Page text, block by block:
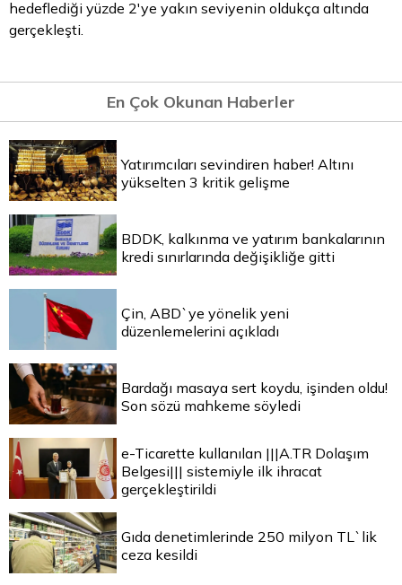
hedeflediği yüzde 2'ye yakın seviyenin oldukça altında
gerçekleşti.
En Çok Okunan Haberler
Yatırımcıları sevindiren haber! Altını
yükselten 3 kritik gelişme
BDDK, kalkınma ve yatırım bankalarının
kredi sınırlarında değişikliğe gitti
Çin, ABD`ye yönelik yeni
düzenlemelerini açıkladı
Bardağı masaya sert koydu, işinden oldu!
Son sözü mahkeme söyledi
e-Ticarette kullanılan |||A.TR Dolaşım
Belgesi||| sistemiyle ilk ihracat
gerçekleştirildi
Gıda denetimlerinde 250 milyon TL`lik
ceza kesildi